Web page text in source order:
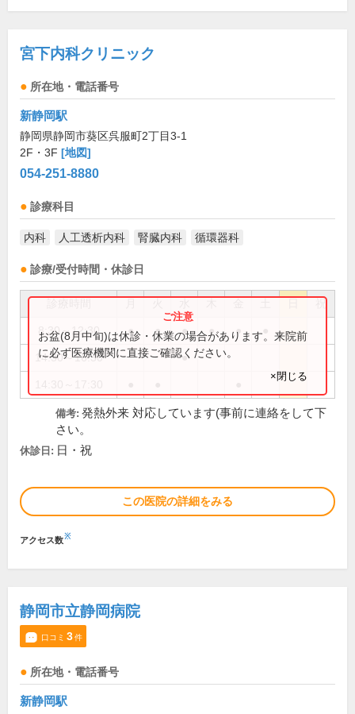
宮下内科クリニック
所在地・電話番号
新静岡駅
静岡県静岡市葵区呉服町2丁目3-1
2F・3F [地図]
054-251-8880
診療科目
内科 人工透析内科 腎臓内科 循環器科
診療/受付時間・休診日
祝
8:30～12:30 ● ● ● ● ●
14:30～16:30 ●
お盆(8月中旬)は休診・休業の場合があります。来院前
に必ず医療機関に直接ご確認ください。
×閉じる
備考: 発熱外来 対応しています(事前に連絡をして下
さい。
休診日: 日・祝
この医院の詳細をみる
アクセス数※
静岡市立静岡病院
口コミ 3件
所在地・電話番号
新静岡駅